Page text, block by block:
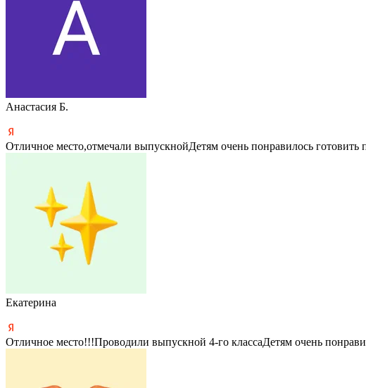
Анастасия Б.
Отличное место,отмечали выпускнойДетям очень понравилось
Екатерина
Отличное место!!!Проводили выпускной 4-го классаДетям очень